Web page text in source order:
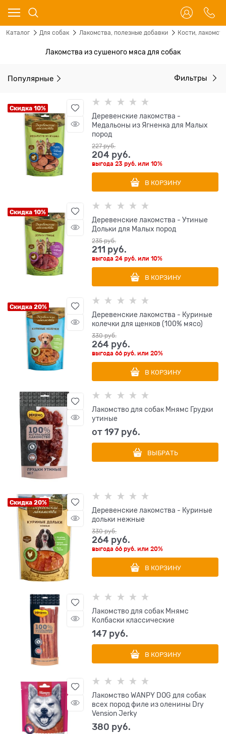
Каталог Для собак Лакомства, полезные добавки Кости,
Лакомства из сушеного мяса для собак
Популярные Фильтры
Скидка 10%
Деревенские лакомства -
Медальоны из Ягненка для Малых
пород
227 руб.
204 руб.
выгода23 руб. или10%
В КОРЗИНУ
Скидка 10%
Деревенские лакомства - Утиные
Дольки для Малых пород
235 руб.
211 руб.
выгода24 руб. или10%
В КОРЗИНУ
Скидка 20%
Деревенские лакомства - Куриные
колечки для щенков (100% мясо)
330 руб.
264 руб.
выгода66 руб. или20%
В КОРЗИНУ
Лакомство для собак Мнямс Грудки
утиные
от197 руб.
ВЫБРАТЬ
Скидка 20%
Деревенские лакомства - Куриные
дольки нежные
330 руб.
264 руб.
выгода66 руб. или20%
В КОРЗИНУ
Лакомство для собак Мнямс
Колбаски классические
147 руб.
В КОРЗИНУ
Лакомство WANPY DOG для собак
всех пород филе из оленины Dry
Vension Jerky
380 руб.